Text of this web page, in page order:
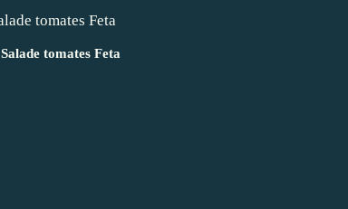
Salade tomates Feta